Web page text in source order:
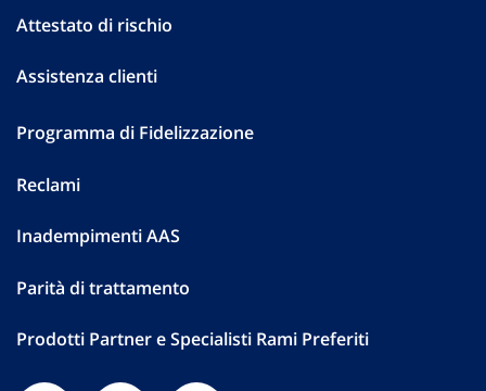
Attestato di rischio
Assistenza clienti
Programma di Fidelizzazione
Reclami
Inadempimenti AAS
Parità di trattamento
Prodotti Partner e Specialisti Rami Preferiti